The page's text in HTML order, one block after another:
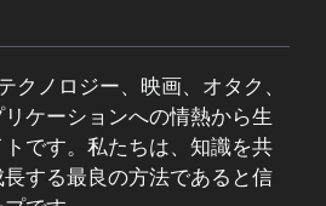
ノロジー、映画、オタク、
ケーションへの情熱から生
です。私たちは、知識を共
する最良の方法であると信